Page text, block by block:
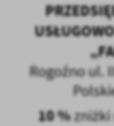
Rogoźno ul.
10 %zniżki